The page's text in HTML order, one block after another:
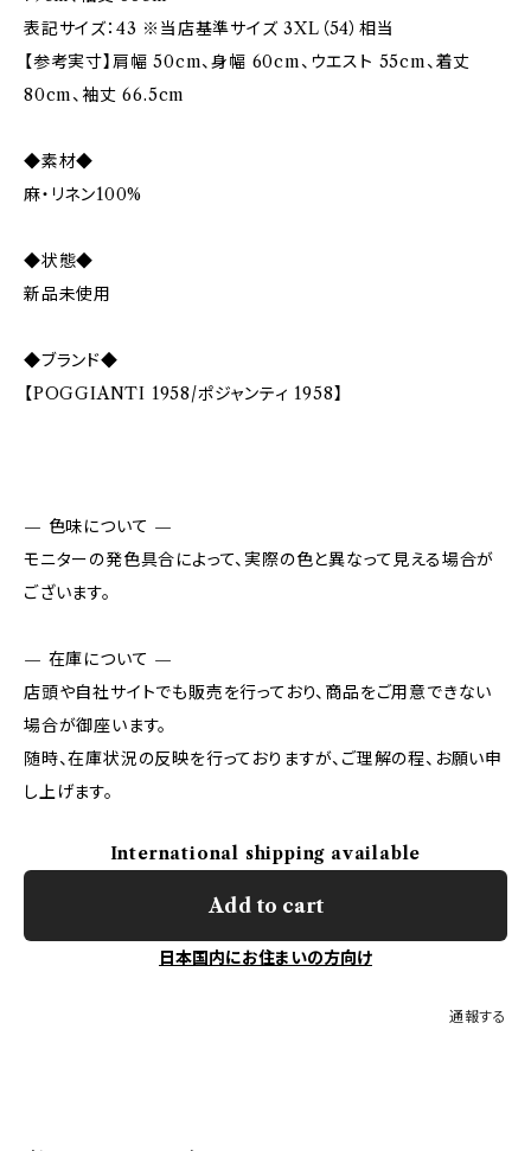
表記サイズ：43 ※当店基準サイズ 3XL（54）相当
【参考実寸】肩幅 50cm、身幅 60cm、ウエスト 55cm、着丈
80cm、袖丈 66.5cm
◆素材◆
麻・リネン100%
◆状態◆
新品未使用
◆ブランド◆
【POGGIANTI 1958/ポジャンティ 1958】
— 色味について —
モニターの発色具合によって、実際の色と異なって見える場合が
ございます。
— 在庫について —
店頭や自社サイトでも販売を行っており、商品をご用意できない
場合が御座います。
随時、在庫状況の反映を行っておりますが、ご理解の程、お願い申
し上げます。
International shipping available
Add to cart
日本国内にお住まいの方向け
通報する